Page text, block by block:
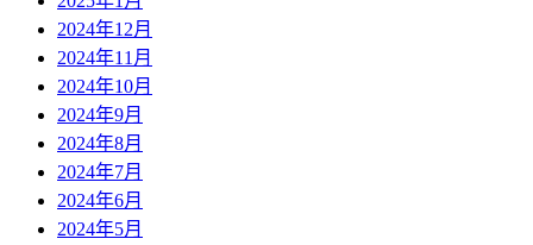
2024年12月
2024年11月
2024年10月
2024年9月
2024年8月
2024年7月
2024年6月
2024年5月